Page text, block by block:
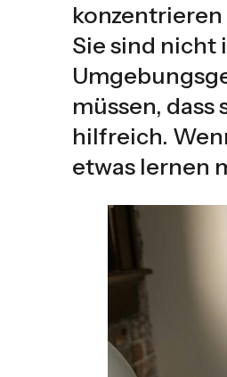
Sie sind nicht
müssen,
hilfreich.
etwas lernen